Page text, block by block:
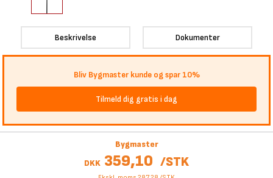
Beskrivelse Dokumenter
Bliv Bygmaster kunde og spar 10%
Tilmeld dig gratis i dag
Bygmaster
DKK 359,10 /STK